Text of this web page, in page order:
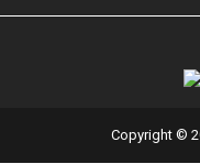
Copyright ©